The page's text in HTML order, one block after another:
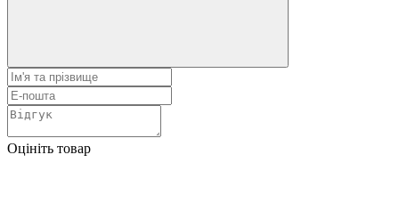
Оцініть товар